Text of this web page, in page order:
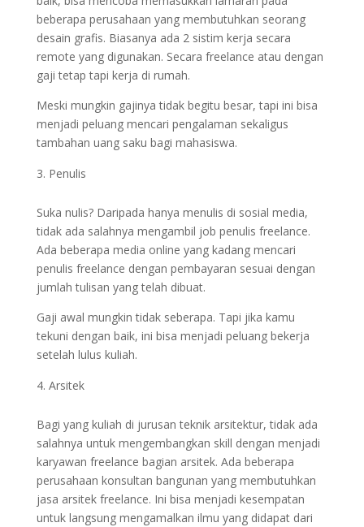
beberapa perusahaan yang membutuhkan seorang
desain grafis. Biasanya ada 2 sistim kerja secara
remote yang digunakan. Secara freelance atau dengan
gaji tetap tapi kerja di rumah.
Meski mungkin gajinya tidak begitu besar, tapi ini bisa
menjadi peluang mencari pengalaman sekaligus
tambahan uang saku bagi mahasiswa.
Penulis
Suka nulis? Daripada hanya menulis di sosial media,
tidak ada salahnya mengambil job penulis freelance.
Ada beberapa media online yang kadang mencari
penulis freelance dengan pembayaran sesuai dengan
jumlah tulisan yang telah dibuat.
Gaji awal mungkin tidak seberapa. Tapi jika kamu
tekuni dengan baik, ini bisa menjadi peluang bekerja
setelah lulus kuliah.
Arsitek
Bagi yang kuliah di jurusan teknik arsitektur, tidak ada
salahnya untuk mengembangkan skill dengan menjadi
karyawan freelance bagian arsitek. Ada beberapa
perusahaan konsultan bangunan yang membutuhkan
jasa arsitek freelance. Ini bisa menjadi kesempatan
untuk langsung mengamalkan ilmu yang didapat dari